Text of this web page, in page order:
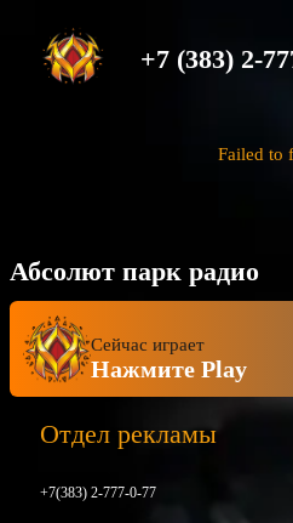
+7 (383) 2-
Failed to
Абсолют парк радио
Сейчас играет
Нажмите Play
Отдел рекламы
+7(383) 2-777-0-77